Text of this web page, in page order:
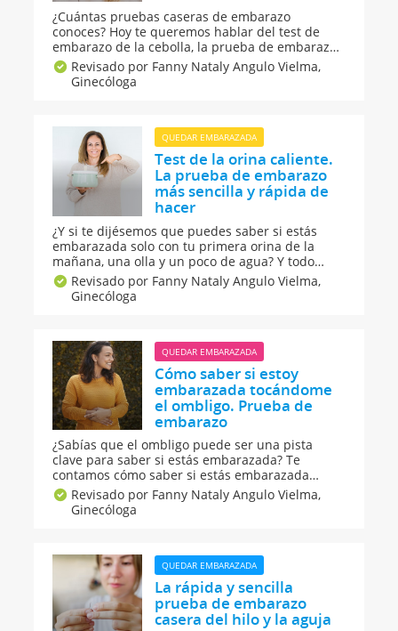
¿Cuántas pruebas caseras de embarazo
conoces? Hoy te queremos hablar del test de
embarazo de la cebolla, la prueba de embarazo
preferida por las mujeres griegas para saber si
estaban embarazadas. Además, hacemos un
recorrido por los test de embarazo caseros de la
Revisado por Fanny Nataly Angulo Vielma,
Ginecóloga
QUEDAR EMBARAZADA
Test de la orina caliente.
La prueba de embarazo
más sencilla y rápida de
hacer
¿Y si te dijésemos que puedes saber si estás
embarazada solo con tu primera orina de la
mañana, una olla y un poco de agua? Y todo
gracias al test de la orina caliente, una de las
pruebas de embarazo caseras más sencilla y
rápidas de hacer. ¡Te contamos cómo realizarla!
Revisado por Fanny Nataly Angulo Vielma,
Ginecóloga
QUEDAR EMBARAZADA
Cómo saber si estoy
embarazada tocándome
el ombligo. Prueba de
embarazo
¿Sabías que el ombligo puede ser una pista
clave para saber si estás embarazada? Te
contamos cómo saber si estás embarazada
tocándote el ombligo. Se trata de una prueba
casera de embarazo de toda la vida que hacían
nuestras abuelas y que puedes hacer como un
Revisado por Fanny Nataly Angulo Vielma,
Ginecóloga
QUEDAR EMBARAZADA
La rápida y sencilla
prueba de embarazo
casera del hilo y la aguja